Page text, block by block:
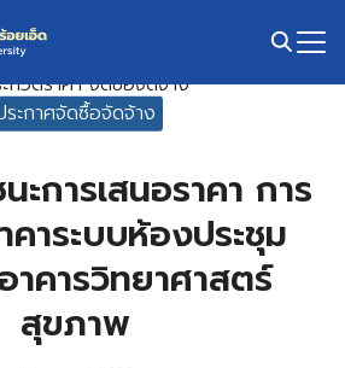
ระกาศจัดซื้อจัดจ้าง
ะการเสนอราคา การ
คาระบบห้องประชุม
าคารวิทยาศาสตร์
สุขภาพ